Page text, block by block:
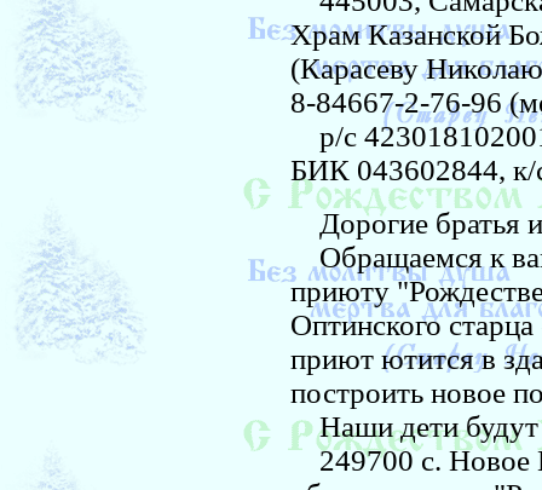
Храм Казанской
(Карасеву
8-84667-2-76-96
р/с
БИК 043602844, к/
Дорогие братья
Обращаемся к
приюту
Оптинского
приют ютится в
построить новое
Наши дети будут
249700 с. Новое